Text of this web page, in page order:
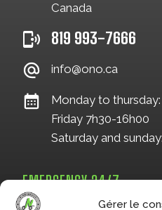
Gérer le
Canada
819 993-7666
info@ono.ca
Monday to
Friday 7h30-16h00
Saturday and
EMERGENCY 24/7